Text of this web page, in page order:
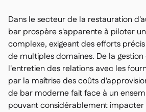
 Comptage des stocks
 Transferts d'inventaire
Journaux d'audit

Détection d'anomalies IA (bientôt
disponible)
Dans le secteur de la restauration
bar prospère s'apparente à piloter
complexe, exigeant des efforts
de multiples domaines. De la gestion
l'entretien des relations avec les
par la maîtrise des coûts
de bar moderne fait face à un
pouvant considérablement impacter